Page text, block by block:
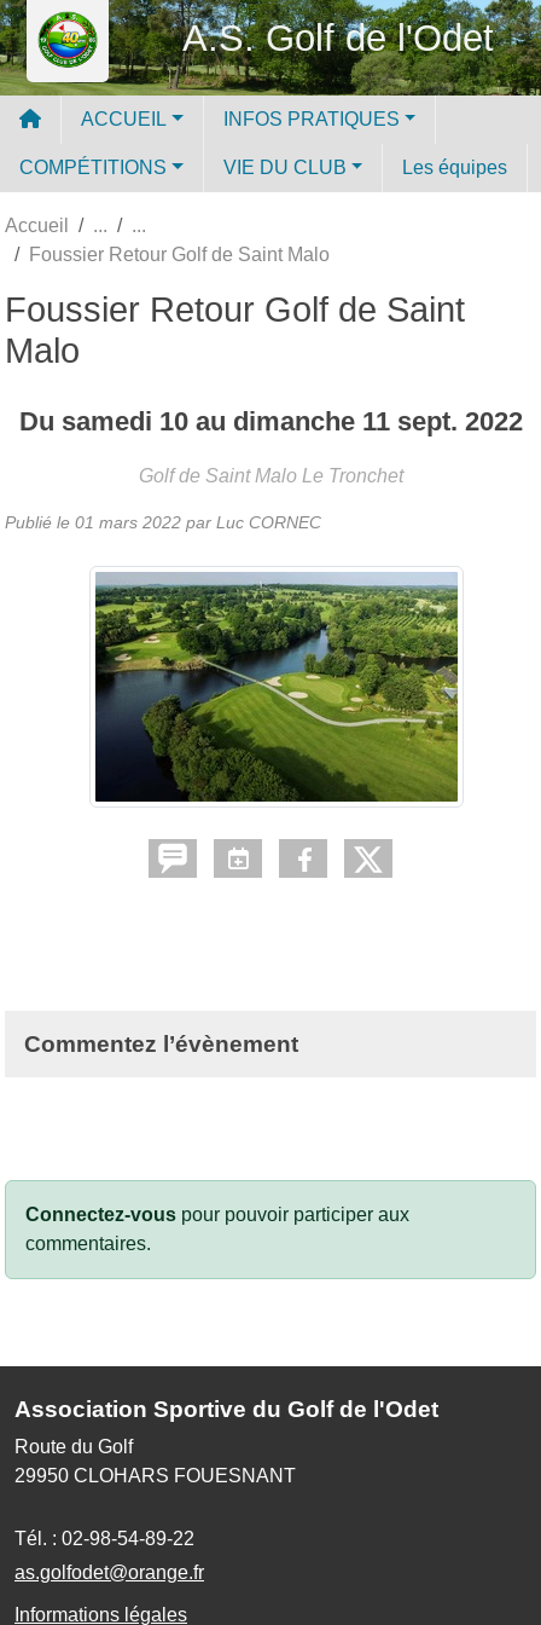
A.S. Golf de l'Odet
ACCUEIL INFOS PRATIQUES
COMPÉTITIONS VIE DU CLUB Les équipes
Accueil
Foussier Retour Golf de Saint Malo
Foussier Retour Golf de Saint
Malo
Du samedi 10au dimanche 11 sept. 2022
Golf de Saint Malo Le Tronchet
Publié le 01 mars 2022 par Luc CORNEC
Commentez l’évènement
Connectez-vous pour pouvoir participer aux
commentaires.
Association Sportive du Golf de l'Odet
Route du Golf
29950 CLOHARS FOUESNANT
Tél. : 02-98-54-89-22
as.golfodet@orange.fr
Informations légales
Panneau de gestion des cookies